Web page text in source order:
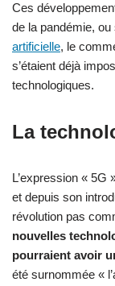
Ces
de la pandémie,
artificielle, le
s’étaient déjà
technologiques.
La
L’expression « 5G
et depuis son
révolution pas
nouvelles
pourraient avoir
été surnommée «